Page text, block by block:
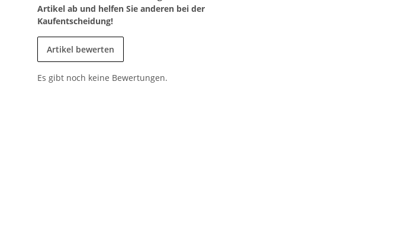
Artikel ab und helfen Sie anderen bei der
Kaufentscheidung!
Artikel bewerten
Es gibt noch keine Bewertungen.